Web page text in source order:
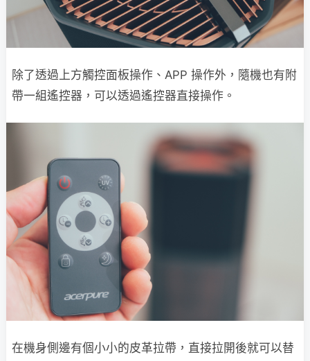
除了透過上方觸控面板操作、APP 操作外，隨機也有附
帶一組遙控器，可以透過遙控器直接操作。
在機身側邊有個小小的皮革拉帶，直接拉開後就可以替